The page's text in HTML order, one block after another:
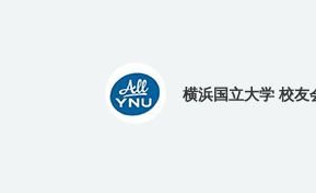
横浜国立大学 校友